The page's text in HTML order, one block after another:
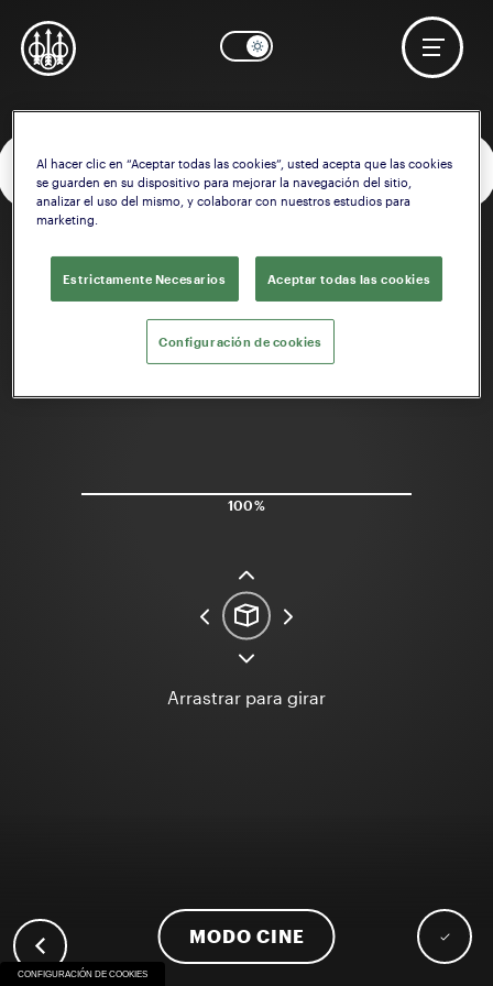
¿Necesita ayuda? Comenzar a configurar la Culata OK
100%
MODO CINE
Arrastrar para girar
CONFIGURACIÓN DE COOKIES
Al hacer clic en “Aceptar todas las cookies”, usted acepta que las cookies
se guarden en su dispositivo para mejorar la navegación del sitio,
analizar el uso del mismo, y colaborar con nuestros estudios para
marketing.
Estrictamente Necesarios Aceptar todas las cookies
Configuración de cookies